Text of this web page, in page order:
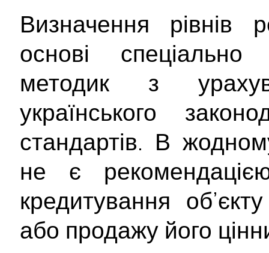
Визначення рівнів
основі спеціально
методик з
українського
стандартів. В
не є
кредитування
або продажу його